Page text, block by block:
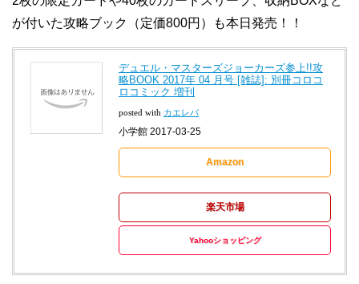
が付いた攻略ブック（定価800円）も本日発売！！
デュエル・マスターズジョーカーズ参上!!攻
略BOOK 2017年 04 月号 [雑誌]: 別冊コロコ
ロコミック 増刊
posted with カエレバ
小学館 2017-03-25
Amazon
楽天市場
Yahooショッピング